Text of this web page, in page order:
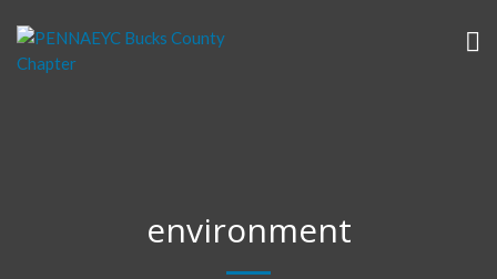
environment